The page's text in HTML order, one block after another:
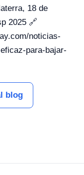
18 de
2025 🔗
noticias-
para-bajar-
blog